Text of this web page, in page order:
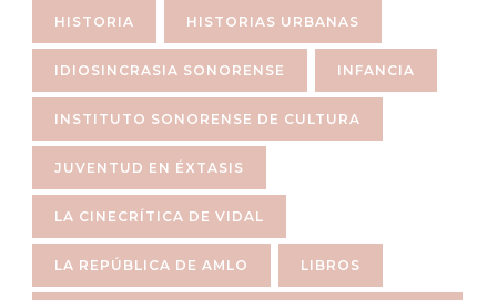
HISTORIA HISTORIAS URBANAS
IDIOSINCRASIA SONORENSE INFANCIA
INSTITUTO SONORENSE DE CULTURA
JUVENTUD EN ÉXTASIS
LA CINECRÍTICA DE VIDAL
LA REPÚBLICA DE AMLO LIBROS